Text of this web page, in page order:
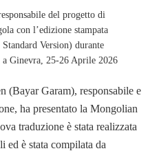
del progetto di
con l’edizione stampata
Version) durante
Ginevra, 25-26 Aprile 2026
(Bayar Garam), responsabile e
ha presentato la Mongolian
traduzione è stata realizzata
ed è stata compilata da